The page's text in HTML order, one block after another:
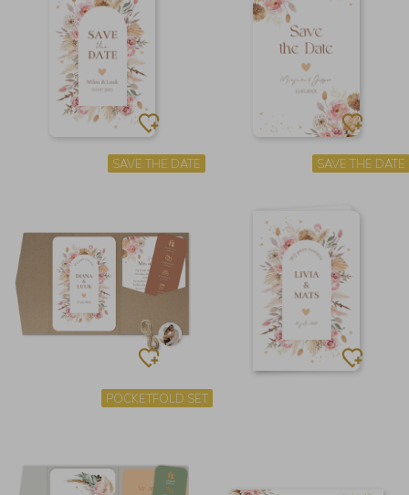
SAVE THE DATE SAVE THE DATE
POCKETFOLD SET